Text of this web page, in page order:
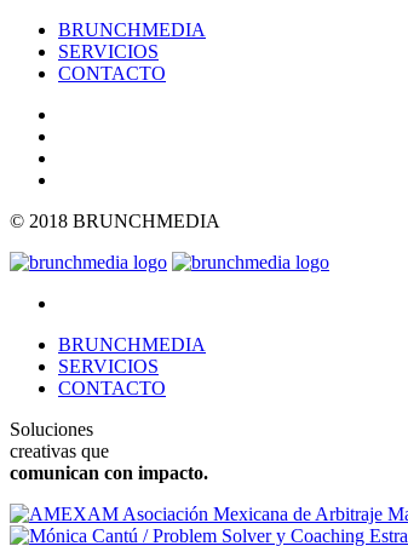
BRUNCHMEDIA
SERVICIOS
CONTACTO
© 2018 BRUNCHMEDIA
BRUNCHMEDIA
SERVICIOS
CONTACTO
Soluciones
creativas que
comunican con impacto.